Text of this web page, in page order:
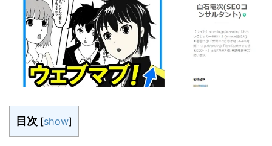
目次 [show]